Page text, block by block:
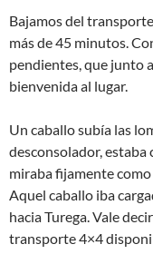
Bajamos del
más de 45 minutos.
pendientes, que junto
bienvenida al lugar.
Un caballo subía las
desconsolador, estaba
miraba fijamente
Aquel caballo iba
hacia Turega. Vale
transporte 4×4